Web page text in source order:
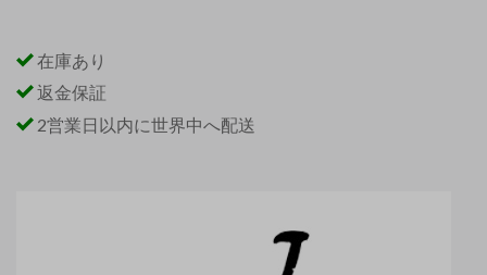
在庫あり
返金保証
2営業日以内に世界中へ配送